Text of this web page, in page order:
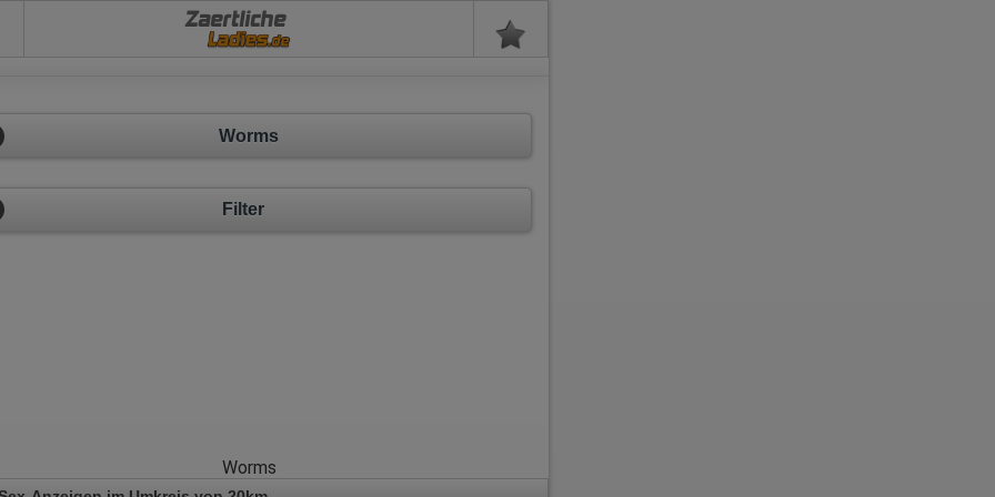
Zaertliche
Worms
Filter
Worms